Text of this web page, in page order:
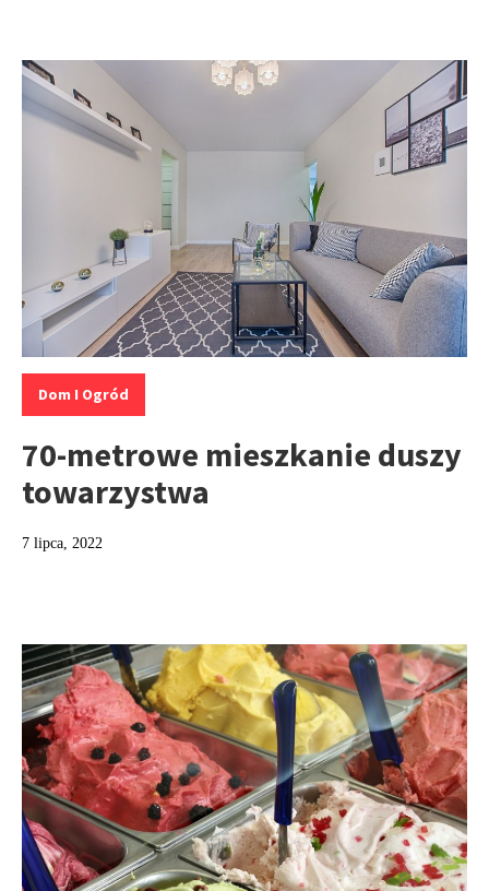
Kategorie:
Dom I Ogród
70-metrowe mieszkanie duszy
towarzystwa
7 lipca, 2022